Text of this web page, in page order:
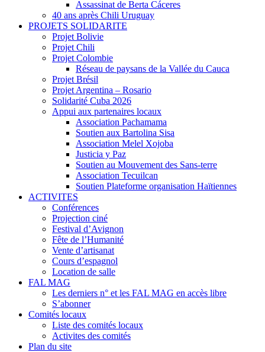
Assassinat de Berta Cáceres
40 ans après Chili Uruguay
PROJETS SOLIDARITE
Projet Bolivie
Projet Chili
Projet Colombie
Réseau de paysans de la Vallée du Cauca
Projet Brésil
Projet Argentina – Rosario
Solidarité Cuba 2026
Appui aux partenaires locaux
Association Pachamama
Soutien aux Bartolina Sisa
Association Melel Xojoba
Justicia y Paz
Soutien au Mouvement des Sans-terre
Association Tecuilcan
Soutien Plateforme organisation Haïtiennes
ACTIVITES
Conférences
Projection ciné
Festival d’Avignon
Fête de l’Humanité
Vente d’artisanat
Cours d’espagnol
Location de salle
FAL MAG
Les derniers n° et les FAL MAG en accès libre
S’abonner
Comités locaux
Liste des comités locaux
Activites des comités
Plan du site